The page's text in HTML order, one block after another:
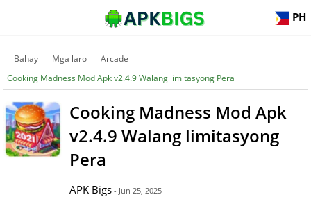
PH
Bahay Mga laro
Arcade
Cooking Madness Mod Apk v2.4.9 Walang limitasyong Pera
Cooking Madness Mod Apk
v2.4.9 Walang limitasyong
Pera
APK Bigs - Jun 25, 2025